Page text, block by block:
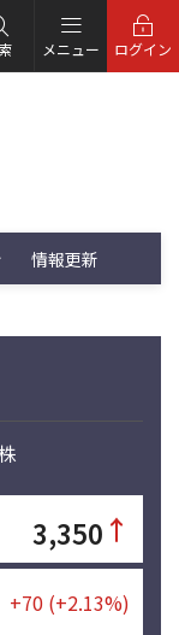
メニュー ログイン
情報更新
3,350 ↑
+70 (+2.13%)